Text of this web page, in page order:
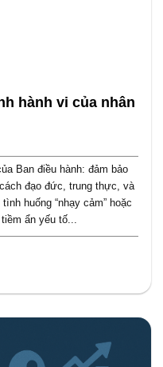
hành vi của nhân
Ban điều hành: đảm bảo
đạo đức, trung thực, và
huống “nhạy cảm” hoặc
ẩn yếu tố...